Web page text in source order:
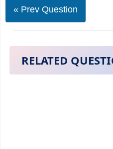
« Prev Question
RELATED